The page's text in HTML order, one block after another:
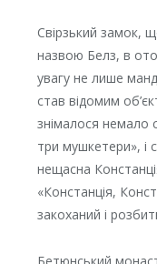
Свірзький замок,
назвою Белз, в
увагу не лише
став відомим
знімалося немало
три мушкетери», і
нещасна
«Констанція,
закоханий і
Бетюнський